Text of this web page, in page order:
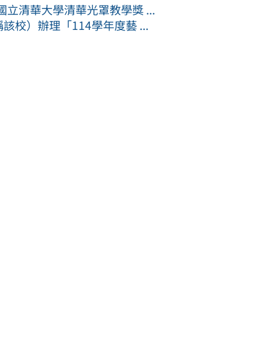
清華大學清華光罩教學獎 ...
校）辦理「114學年度藝 ...